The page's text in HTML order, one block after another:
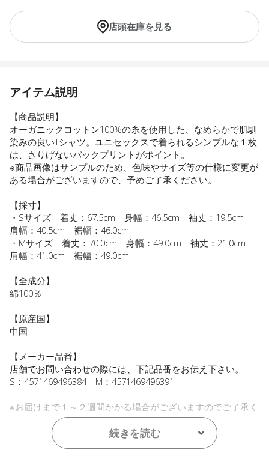
店頭在庫を見る
アイテム説明
【商品説明】
オーガニックコットン100%の糸を使用した、なめらかで肌馴
染みの良いTシャツ。ユニセックスで着られるシンプルな１枚
は、さりげないバックプリントがポイント。
※商品画像はサンプルのため、色味やサイズ等の仕様に変更が
ある場合がございますので、予めご了承ください。
【採寸】
・Sサイズ 着丈：67.5cm 身幅：46.5cm 袖丈：19.5cm
肩幅：40.5cm 裾幅：46.0cm
・Mサイズ 着丈：70.0cm 身幅：49.0cm 袖丈：21.0cm
肩幅：41.0cm 裾幅：49.0cm
【全成分】
綿100％
【原産国】
中国
【メーカー品番】
店舗でお問い合わせの際には、下記品番をお伝え下さい。
S：4571469496384 M：4571469496391
※お届けまで１～２週間かかる場合がございますのでご了承く
●パッケージはリニューアル等の理由により、写真と異なる場
続きを読む